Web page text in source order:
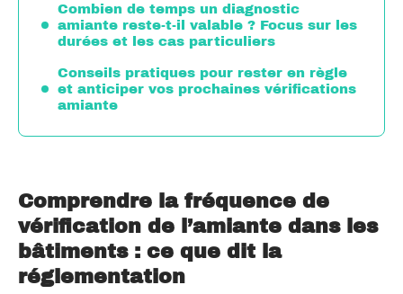
Combien de temps un diagnostic
amiante reste-t-il valable ? Focus sur les
durées et les cas particuliers
Conseils pratiques pour rester en règle
et anticiper vos prochaines vérifications
amiante
Comprendre la fréquence de
vérification de l’amiante dans les
bâtiments : ce que dit la
réglementation